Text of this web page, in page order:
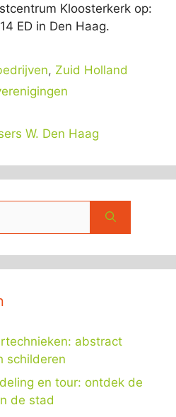
Kloosterkerk op:
ED in Den Haag.
, Zuid Holland
W. Den Haag
abstract
schilderen
en tour: ontdek de
de stad